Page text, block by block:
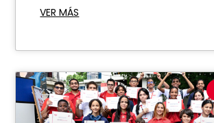
VER MÁS